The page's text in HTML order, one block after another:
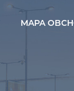
MAPA